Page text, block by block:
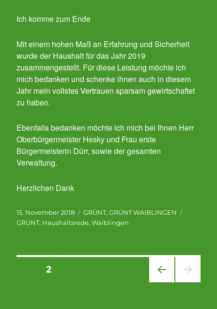
Ich komme zum Ende
Mit einem hohen Maß an Erfahrung und Sicherheit
wurde der Haushalt für das Jahr 2019
zusammengestellt. Für diese Leistung möchte ich
mich bedanken und schenke ihnen auch in diesem
Jahr mein vollstes Vertrauen sparsam gewirtschaftet
zu haben.
Ebenfalls bedanken möchte ich mich bei Ihnen Herr
Oberbürgermeister Hesky und Frau erste
Bürgermeisterin Dürr, sowie der gesamten
Verwaltung.
Herzlichen Dank
Veröffentlicht
am
15. November 2018 Kategorien
GRÜNT,GRÜNT WAIBLINGEN
GRÜNT, Haushaltsrede,Waiblingen
Seitennummerierung
SEITE2